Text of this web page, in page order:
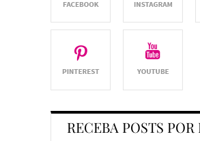
RECEBA POSTS